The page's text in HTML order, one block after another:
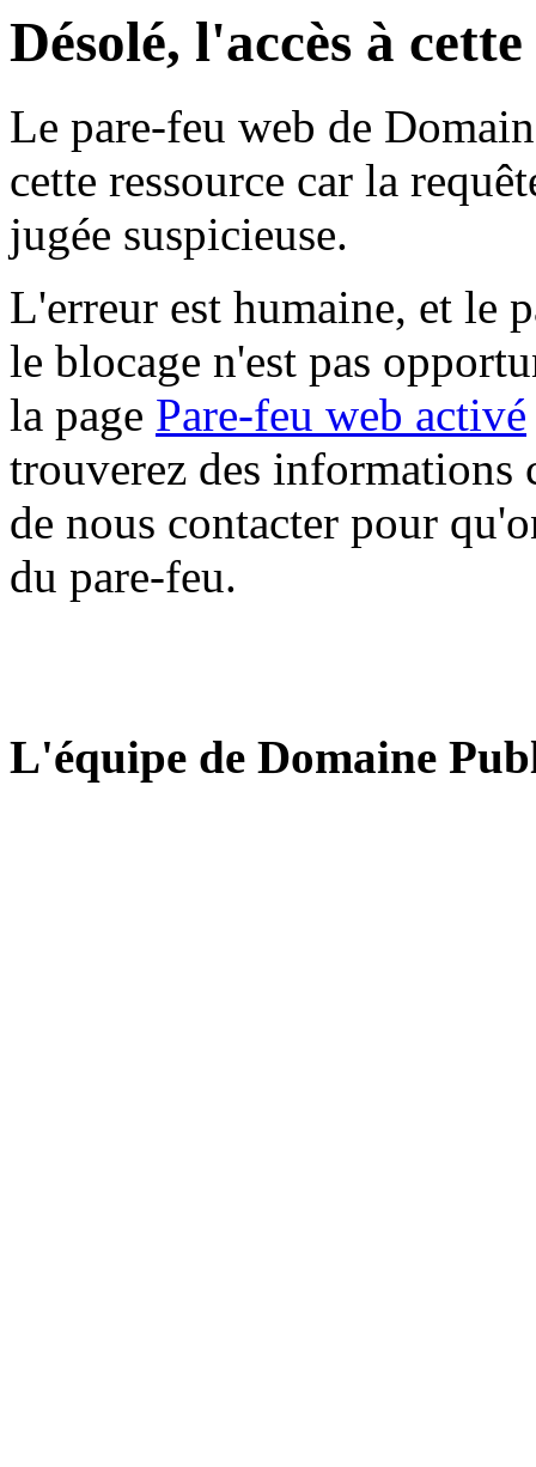
Désolé, l'accès à
Le pare-feu web de
cette ressource car la
jugée suspicieuse.
L'erreur est humaine, et le
le blocage n'est pas
la page Pare-feu web activé
trouverez des informations
de nous contacter pour
du pare-feu.
L'équipe de Domaine